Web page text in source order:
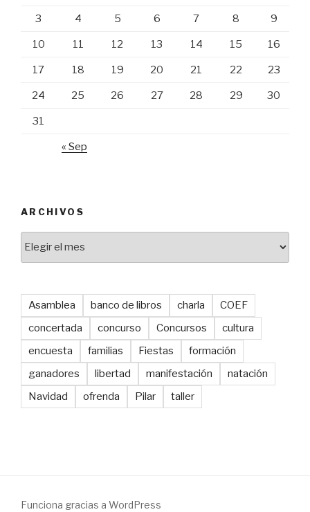
3 4 5 6 7 8 9
10 11 12 13 14 15 16
17 18 19 20 21 22 23
24 25 26 27 28 29 30
31
« Sep
ARCHIVOS
Asamblea banco de libros charla
COEF
concertada
concurso Concursos
cultura
encuesta
familias Fiestas
formación
ganadores
libertad manifestación
natación
Navidad
ofrenda Pilar taller
Funciona gracias a WordPress